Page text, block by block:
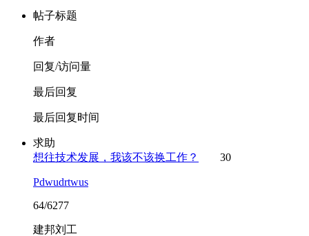
帖子标题
作者
回复/访问量
最后回复
最后回复时间
求助
想往技术发展，我该不该换工作？
30
Pdwudrtwus
64/6277
建邦刘工